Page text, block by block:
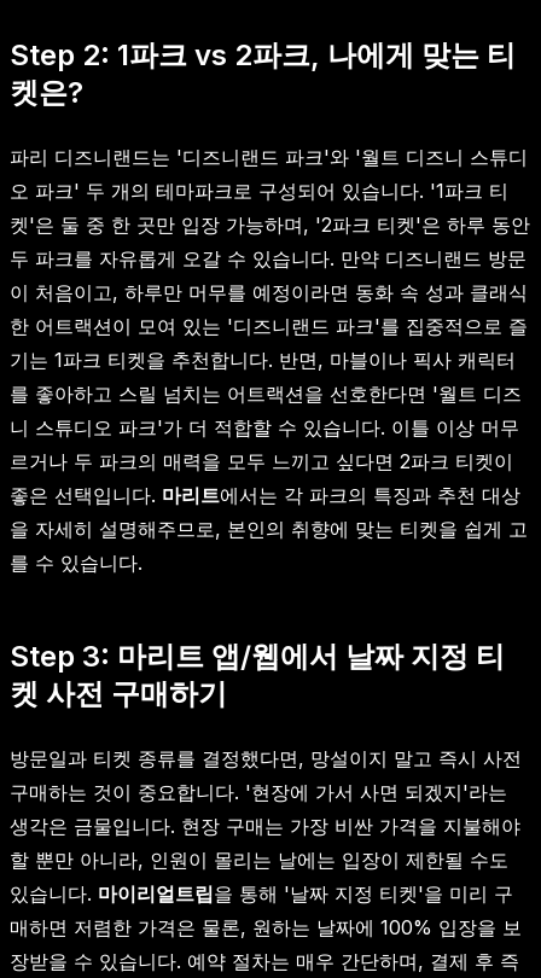
Step 2: 1파크 vs 2파크, 나에게 맞는 티
켓은?
파리 디즈니랜드는 '디즈니랜드 파크'와 '월트 디즈니 스튜디
오 파크' 두 개의 테마파크로 구성되어 있습니다. '1파크 티
켓'은 둘 중 한 곳만 입장 가능하며, '2파크 티켓'은 하루 동안
두 파크를 자유롭게 오갈 수 있습니다. 만약 디즈니랜드 방문
이 처음이고, 하루만 머무를 예정이라면 동화 속 성과 클래식
한 어트랙션이 모여 있는 '디즈니랜드 파크'를 집중적으로 즐
기는 1파크 티켓을 추천합니다. 반면, 마블이나 픽사 캐릭터
를 좋아하고 스릴 넘치는 어트랙션을 선호한다면 '월트 디즈
니 스튜디오 파크'가 더 적합할 수 있습니다. 이틀 이상 머무
르거나 두 파크의 매력을 모두 느끼고 싶다면 2파크 티켓이
좋은 선택입니다. 마리트에서는 각 파크의 특징과 추천 대상
을 자세히 설명해주므로, 본인의 취향에 맞는 티켓을 쉽게 고
를 수 있습니다.
Step 3: 마리트 앱/웹에서 날짜 지정 티
켓 사전 구매하기
방문일과 티켓 종류를 결정했다면, 망설이지 말고 즉시 사전
구매하는 것이 중요합니다. '현장에 가서 사면 되겠지'라는
생각은 금물입니다. 현장 구매는 가장 비싼 가격을 지불해야
할 뿐만 아니라, 인원이 몰리는 날에는 입장이 제한될 수도
있습니다. 마이리얼트립을 통해 '날짜 지정 티켓'을 미리 구
매하면 저렴한 가격은 물론, 원하는 날짜에 100% 입장을 보
장받을 수 있습니다. 예약 절차는 매우 간단하며, 결제 후 즉